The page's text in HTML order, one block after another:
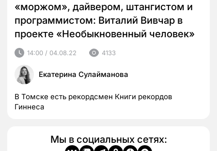
«моржом», дайвером, штангистом и
программистом: Виталий Вивчар в
проекте «Необыкновенный человек»
14:00 / 04.08.22 4133
Екатерина Сулайманова
В Томске есть рекордсмен Книги рекордов
Гиннеса
Мы в социальных сетях: